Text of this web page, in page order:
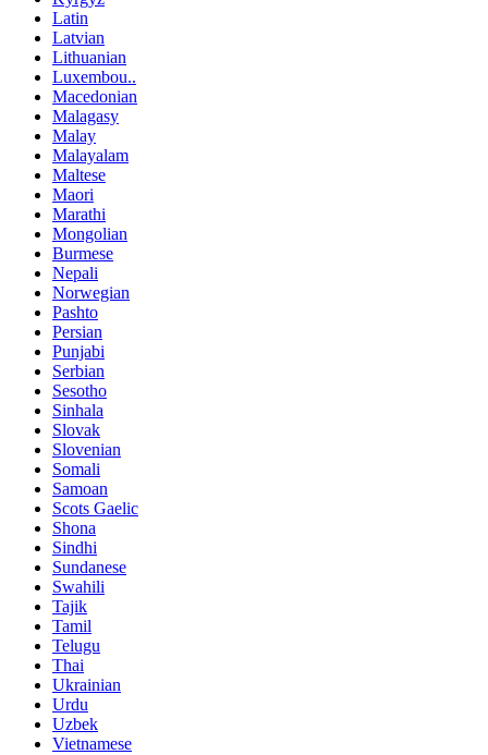
Latin
Latvian
Lithuanian
Luxembou..
Macedonian
Malagasy
Malay
Malayalam
Maltese
Maori
Marathi
Mongolian
Burmese
Nepali
Norwegian
Pashto
Persian
Punjabi
Serbian
Sesotho
Sinhala
Slovak
Slovenian
Somali
Samoan
Scots Gaelic
Shona
Sindhi
Sundanese
Swahili
Tajik
Tamil
Telugu
Thai
Ukrainian
Urdu
Uzbek
Vietnamese